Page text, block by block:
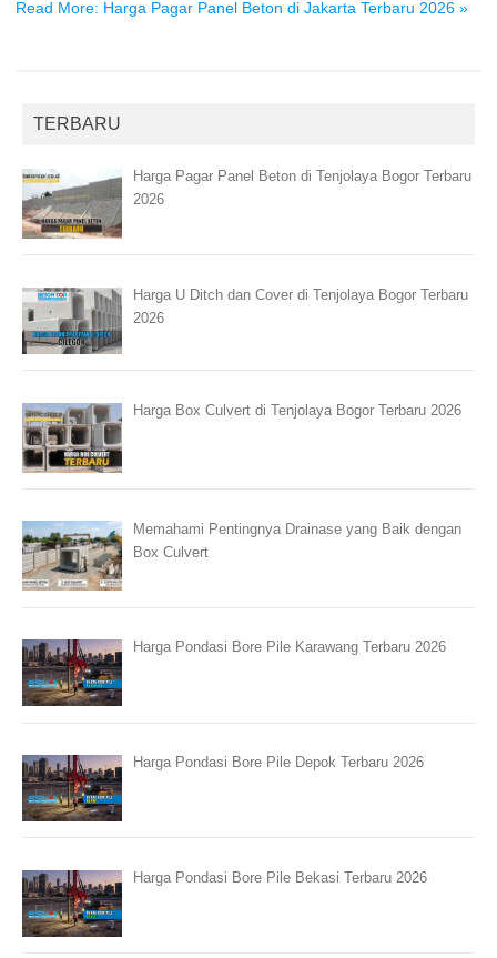
Read More: Harga Pagar Panel Beton di Jakarta Terbaru 2026 »
TERBARU
Harga Pagar Panel Beton di Tenjolaya Bogor Terbaru
2026
Harga U Ditch dan Cover di Tenjolaya Bogor Terbaru
2026
Harga Box Culvert di Tenjolaya Bogor Terbaru 2026
Memahami Pentingnya Drainase yang Baik dengan
Box Culvert
Harga Pondasi Bore Pile Karawang Terbaru 2026
Harga Pondasi Bore Pile Depok Terbaru 2026
Harga Pondasi Bore Pile Bekasi Terbaru 2026